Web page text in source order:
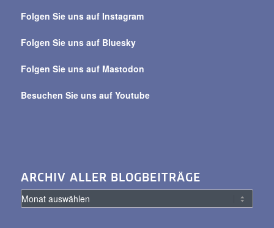
alle
Folgen Sie uns auf Instagram
Folgen Sie uns auf Bluesky
Folgen Sie uns auf Mastodon
Besuchen Sie uns auf Youtube
ARCHIV ALLER BLOGBEITRÄGE